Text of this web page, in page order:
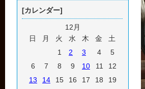
[カレンダー]
12月
日
月 火 水 木 金
土
1
2 3 4
5
6
7 8 9 10 11
12
13
14 15 16 17 18
19